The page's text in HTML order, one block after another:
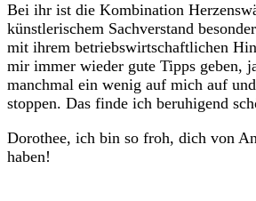
Bei ihr ist die Kombination
künstlerischem Sachverstand
mit ihrem betriebswirtschaftlichen
mir immer wieder gute Tipps geben,
manchmal ein wenig auf mich auf
stoppen. Das finde ich beruhigend
Dorothee, ich bin so froh, dich von
haben!